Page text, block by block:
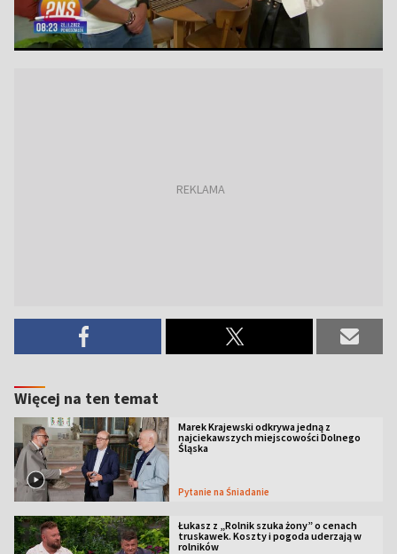
Więcej na ten temat
Marek Krajewski odkrywa jedną z
najciekawszych miejscowości Dolnego
Śląska
Pytanie na Śniadanie
Łukasz z „Rolnik szuka żony” o cenach
truskawek. Koszty i pogoda uderzają w
rolników